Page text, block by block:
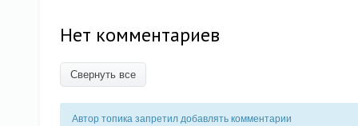
Нет комментариев
Свернуть все
Автор топика запретил добавлять комментарии